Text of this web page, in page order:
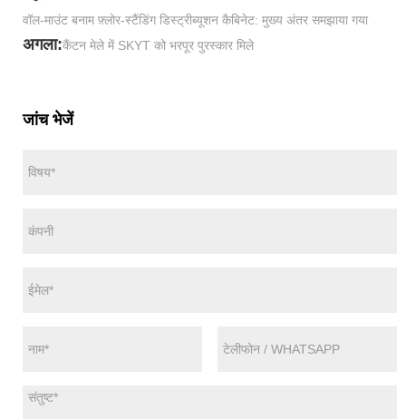
वॉल-माउंट बनाम फ़्लोर-स्टैंडिंग डिस्ट्रीब्यूशन कैबिनेट: मुख्य अंतर समझाया गया
अगला:कैंटन मेले में SKYT को भरपूर पुरस्कार मिले
जांच भेजें